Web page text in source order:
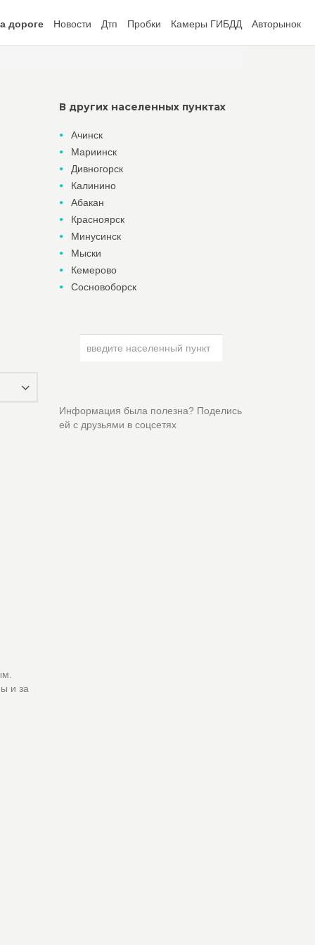
дороге Новости Дтп Пробки Камеры ГИБДД Авторынок
и за
В других населенных пунктах
Ачинск
Мариинск
Дивногорск
Калинино
Абакан
Красноярск
Минусинск
Мыски
Кемерово
Сосновоборск
Информация была полезна? Поделись
ей с друзьями в соцсетях